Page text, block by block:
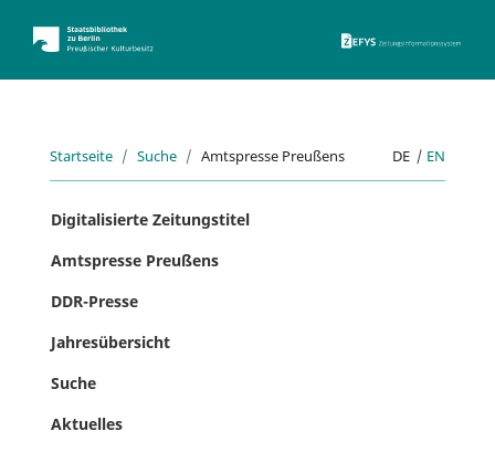
Startseite Suche Amtspresse Preußens DE | EN
Digitalisierte Zeitungstitel
Amtspresse Preußens
DDR-Presse
Jahresübersicht
Suche
Aktuelles